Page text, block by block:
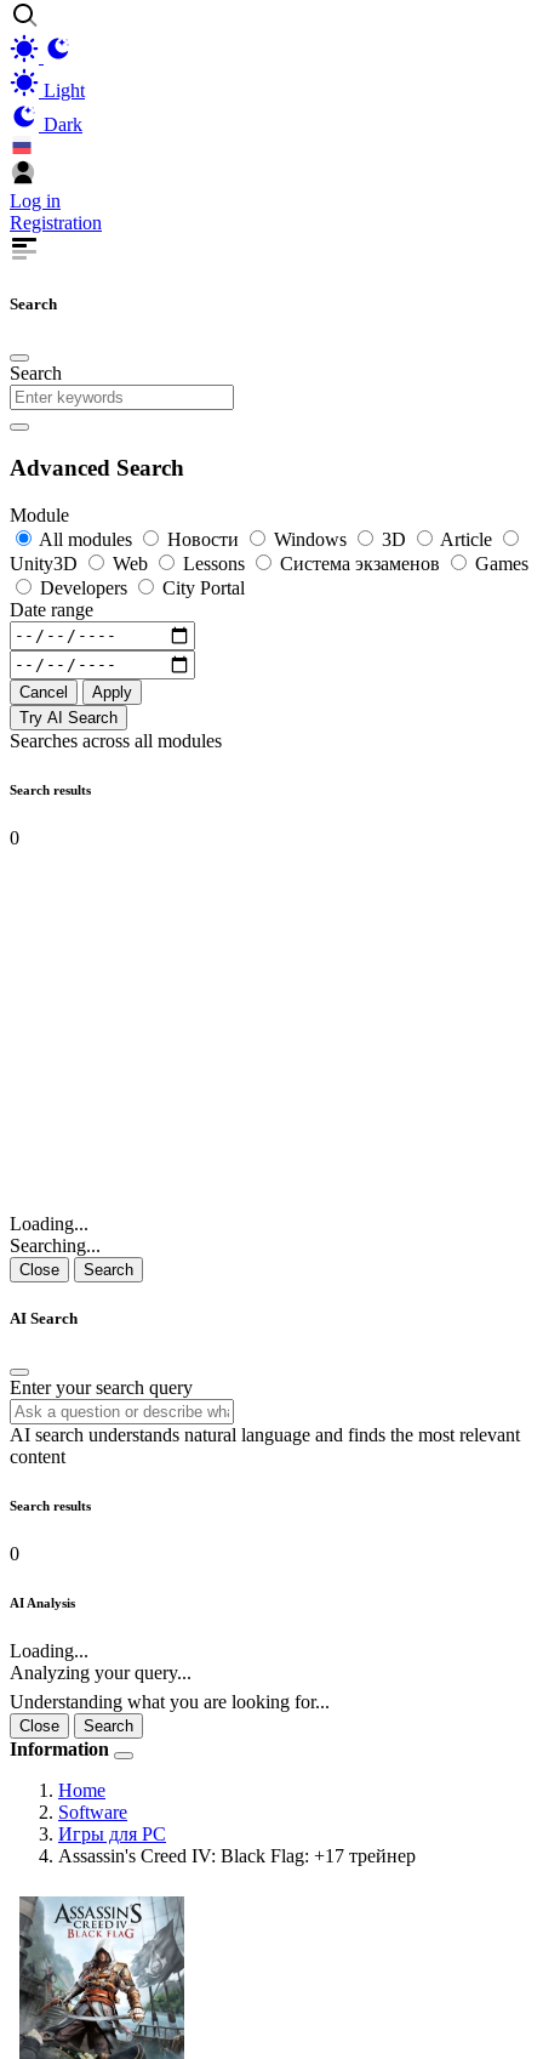
Light
Dark
Log in
Registration
Search
Search
Advanced Search
Module
All modules
Новости Windows 3D
Article
Unity3D
Web Lessons Система экзаменов
Games
Developers
City Portal
Date range
Cancel
Apply
Try AI Search
Searches across all modules
Search results
0
Loading...
Searching...
Close Search
AI Search
Enter your search query
AI search understands natural language and finds the most relevant
content
Search results
0
AI Analysis
Loading...
Analyzing your query...
Understanding what you are looking for...
Close Search
Information
Home
Software
Игры для PC
Assassin's Creed IV: Black Flag: +17 трейнер